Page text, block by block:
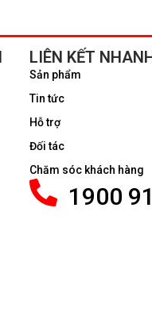
LIÊN KẾT NHANH
Sản phẩm
Tin tức
Hỗ trợ
Đối tác
Chăm sóc khách hàng
1900